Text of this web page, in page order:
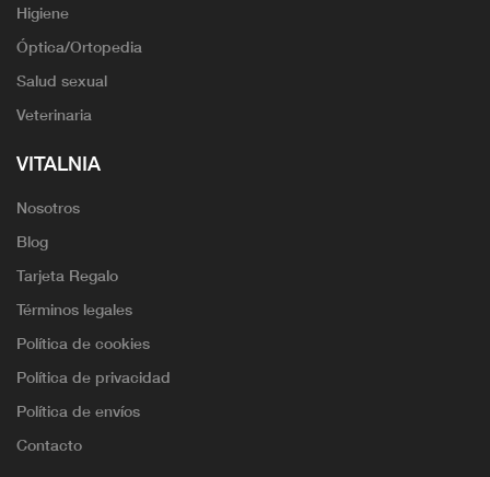
Higiene
Óptica/Ortopedia
Salud sexual
Veterinaria
VITALNIA
Nosotros
Blog
Tarjeta Regalo
Términos legales
Política de cookies
Política de privacidad
Política de envíos
Contacto